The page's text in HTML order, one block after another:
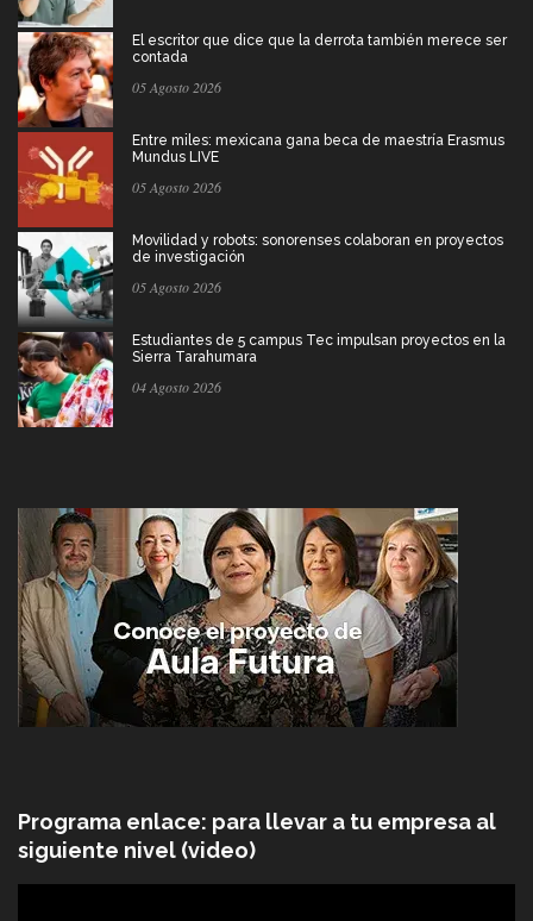
El escritor que dice que la derrota también merece ser
contada
05 Agosto 2026
Entre miles: mexicana gana beca de maestría Erasmus
Mundus LIVE
05 Agosto 2026
Movilidad y robots: sonorenses colaboran en proyectos
de investigación
05 Agosto 2026
Estudiantes de 5 campus Tec impulsan proyectos en la
Sierra Tarahumara
04 Agosto 2026
Programa enlace: para llevar a tu empresa al
siguiente nivel (video)